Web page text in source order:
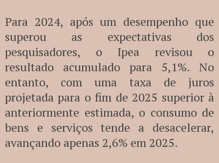
Para 2024, após um desempenho que
superou as expectativas dos
pesquisadores, o Ipea revisou o
resultado acumulado para 5,1%. No
entanto, com uma taxa de juros
projetada para o fim de 2025 superior à
anteriormente estimada, o consumo de
bens e serviços tende a desacelerar,
avançando apenas 2,6% em 2025.